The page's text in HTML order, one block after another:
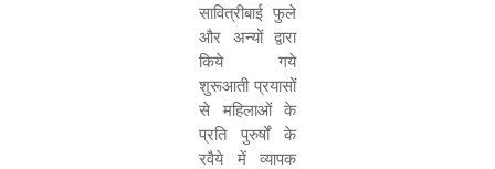
सावित्रीबाई फुले
और अन्यों द्वारा
किये गये
शुरूआती प्रयासों
से महिलाओं के
प्रति पुरुर्षों के
रवैये में व्यापक